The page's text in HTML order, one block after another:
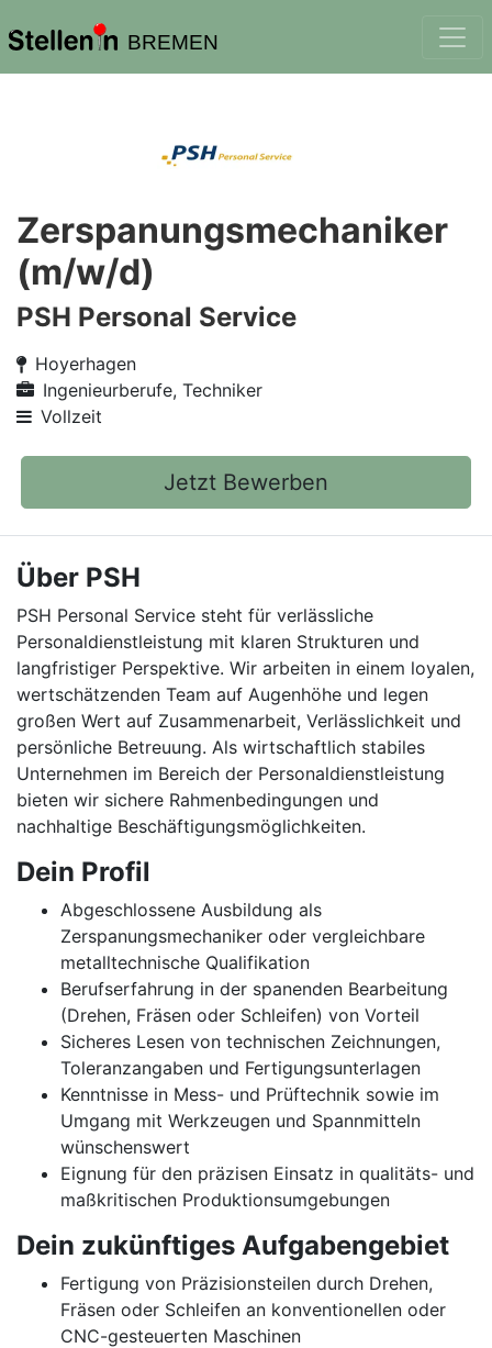
BREMEN
Zerspanungsmechaniker
(m/w/d)
PSH Personal Service
Hoyerhagen
Ingenieurberufe, Techniker
Vollzeit
Jetzt Bewerben
Über PSH
PSH Personal Service steht für verlässliche
Personaldienstleistung mit klaren Strukturen und
langfristiger Perspektive. Wir arbeiten in einem loyalen,
wertschätzenden Team auf Augenhöhe und legen
großen Wert auf Zusammenarbeit, Verlässlichkeit und
persönliche Betreuung. Als wirtschaftlich stabiles
Unternehmen im Bereich der Personaldienstleistung
bieten wir sichere Rahmenbedingungen und
nachhaltige Beschäftigungsmöglichkeiten.
Dein Profil
Abgeschlossene Ausbildung als
Zerspanungsmechaniker oder vergleichbare
metalltechnische Qualifikation
Berufserfahrung in der spanenden Bearbeitung
(Drehen, Fräsen oder Schleifen) von Vorteil
Sicheres Lesen von technischen Zeichnungen,
Toleranzangaben und Fertigungsunterlagen
Kenntnisse in Mess- und Prüftechnik sowie im
Umgang mit Werkzeugen und Spannmitteln
wünschenswert
Eignung für den präzisen Einsatz in qualitäts- und
maßkritischen Produktionsumgebungen
Dein zukünftiges Aufgabengebiet
Fertigung von Präzisionsteilen durch Drehen,
Fräsen oder Schleifen an konventionellen oder
CNC-gesteuerten Maschinen